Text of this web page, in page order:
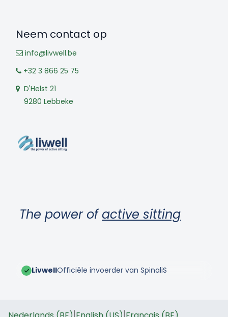
Neem contact op
info@livwell.be
+32 3 866 25 75
D'Helst 21
9280 Lebbeke
The power ofactive sitting
LivwellOfficiële invoerder van SpinaliS
| |